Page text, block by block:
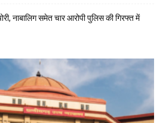
नाबालिग समेत चार आरोपी पुलिस की गिरफ्त में